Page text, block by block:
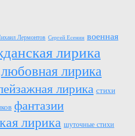
Лермонтов Сергей Есенин военная
лирика
любовная лирика
лирика стихи
фантазии
лирика шуточные стихи